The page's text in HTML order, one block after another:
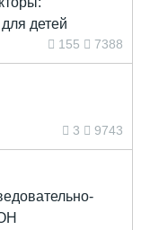
детей
155 7388
3 9743